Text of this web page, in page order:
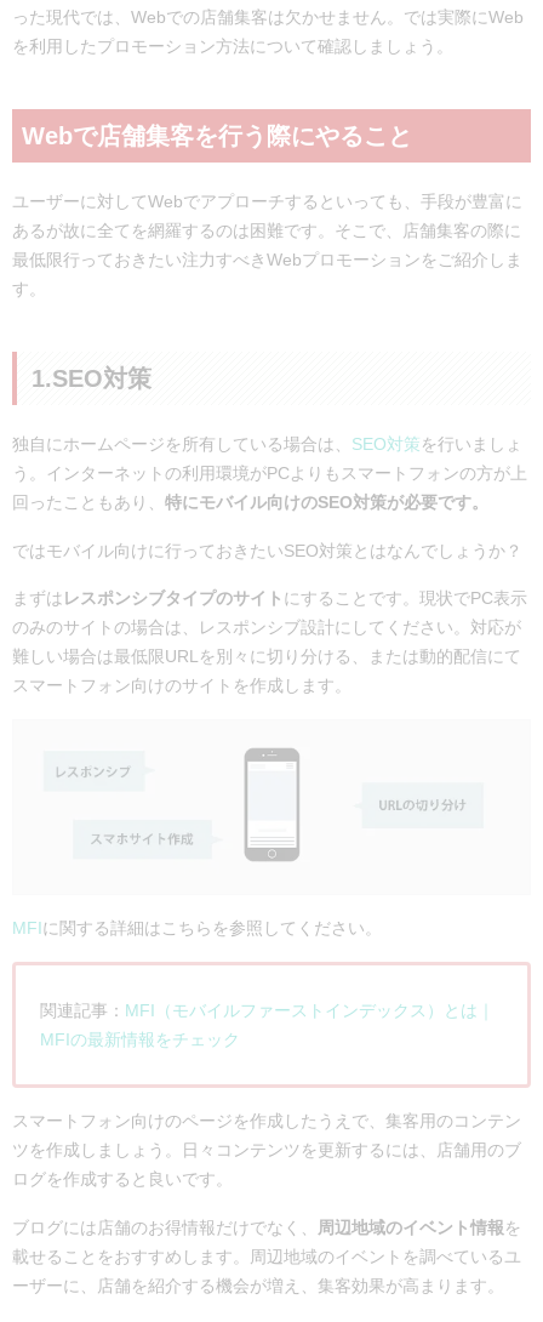
った現代では、Webでの店舗集客は欠かせません。では実際にWeb
を利用したプロモーション方法について確認しましょう。
Webで店舗集客を行う際にやること
ユーザーに対してWebでアプローチするといっても、手段が豊富に
あるが故に全てを網羅するのは困難です。そこで、店舗集客の際に
最低限行っておきたい注力すべきWebプロモーションをご紹介しま
す。
1.SEO対策
独自にホームページを所有している場合は、 SEO対策を行いましょ
う。インターネットの利用環境がPCよりもスマートフォンの方が上
回ったこともあり、 特にモバイル向けのSEO対策が必要です。
ではモバイル向けに行っておきたいSEO対策とはなんでしょうか？
まずは レスポンシブタイプのサイト にすることです。現状でPC表示
のみのサイトの場合は、レスポンシブ設計にしてください。対応が
難しい場合は最低限URLを別々に切り分ける、または動的配信にて
スマートフォン向けのサイトを作成します。
MFIに関する詳細はこちらを参照してください。
関連記事： MFI（モバイルファーストインデックス）とは｜
MFIの最新情報をチェック
スマートフォン向けのページを作成したうえで、集客用のコンテン
ツを作成しましょう。日々コンテンツを更新するには、店舗用のブ
ログを作成すると良いです。
ブログには店舗のお得情報だけでなく、 周辺地域のイベント情報を
載せることをおすすめします。周辺地域のイベントを調べているユ
ーザーに、店舗を紹介する機会が増え、集客効果が高まります。